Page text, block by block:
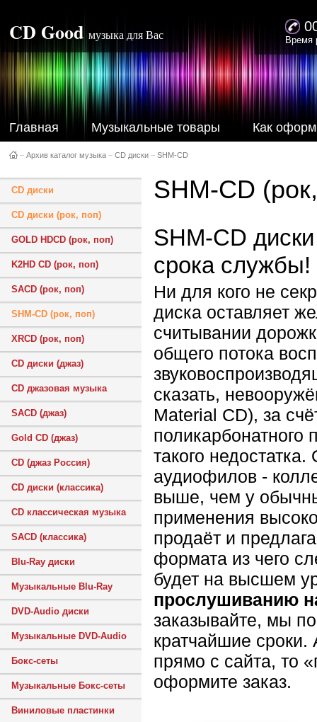
CD Good музыка для Вас Время
Главная Музыкальные товары Как
– Архив каталог музыка – CD диски – SHM-CD
CD диски
CD диски (рок, поп)
GOLD HDCD (рок, поп)
K2HD CD (рок, поп)
SACD (рок, поп)
SHM-CD (рок, поп)
XRCD (рок, поп)
CD диски (джаз)
CD джазовая музыка
SACD (джаз)
Gold CD (джаз)
CD (джаз Россия)
CD диски (классика)
CD классическая музыка
SACD (классика)
Blu-Ray диски
Музыкальные Blu-Ray
DVD-Audio диски
Музыкальные DVD-Audio
Бокс-сеты
Музыкальные Бокс-сеты
Виниловые пластинки
SHM-CD
SHM-CD
срока службы!
Ни для кого не
диска оставляет
считывании
общего потока
сказать,
Material CD), за
такого
аудиофилов -
выше, чем у
применения
продаёт и
формата из чего
будет на высшем
прослушиванию
заказывайте, мы
кратчайшие сроки.
прямо с сайта, то
оформите заказ.